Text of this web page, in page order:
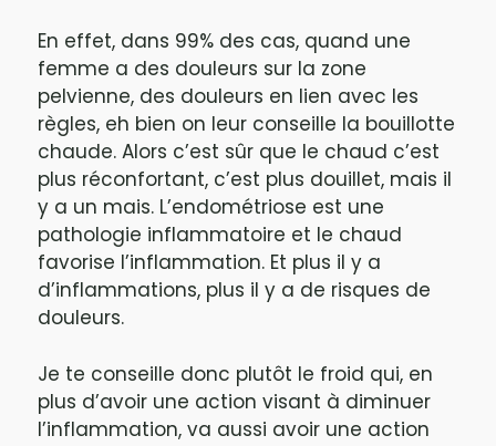
En effet, dans 99% des cas, quand une
femme a des douleurs sur la zone
pelvienne, des douleurs en lien avec les
règles, eh bien on leur conseille la bouillotte
chaude. Alors c’est sûr que le chaud c’est
plus réconfortant, c’est plus douillet, mais il
y a un mais. L’endométriose est une
pathologie inflammatoire et le chaud
favorise l’inflammation. Et plus il y a
d’inflammations, plus il y a de risques de
douleurs.
Je te conseille donc plutôt le froid qui, en
plus d’avoir une action visant à diminuer
l’inflammation, va aussi avoir une action